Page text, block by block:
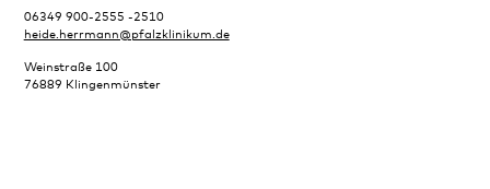
06349 900-2555 -2510
heide.herrmann@pfalzklinikum.de
Weinstraße 100
76889 Klingenmünster